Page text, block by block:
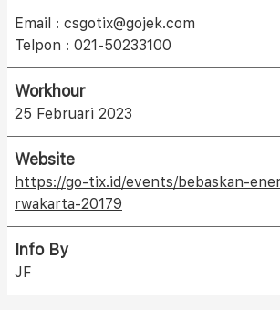
Email : csgotix@gojek.com
Telpon : 021-50233100
Workhour
25 Februari 2023
Website
https://go-tix.id/events/bebaskan-
rwakarta-20179
Info By
JF